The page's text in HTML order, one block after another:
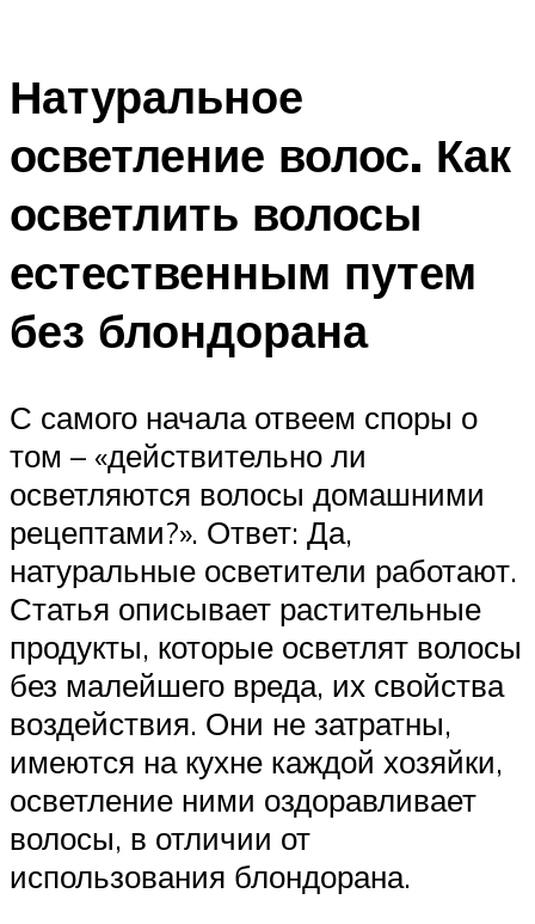
Натуральное
осветление волос. Как
осветлить волосы
естественным путем
без блондорана
С самого начала отвеем споры о
том – «действительно ли
осветляются волосы домашними
рецептами?». Ответ: Да,
натуральные осветители работают.
Статья описывает растительные
продукты, которые осветлят волосы
без малейшего вреда, их свойства
воздействия. Они не затратны,
имеются на кухне каждой хозяйки,
осветление ними оздоравливает
волосы, в отличии от
использования блондорана.